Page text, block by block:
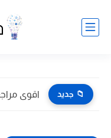
📁 جديد